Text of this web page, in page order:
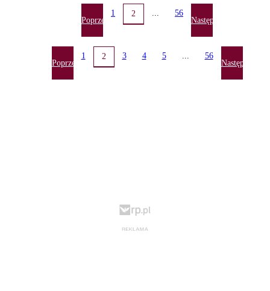
Poprzednia
1 2 ... 56
Następna
Poprzednia
1 2 3 4 5 ... 56
Następna